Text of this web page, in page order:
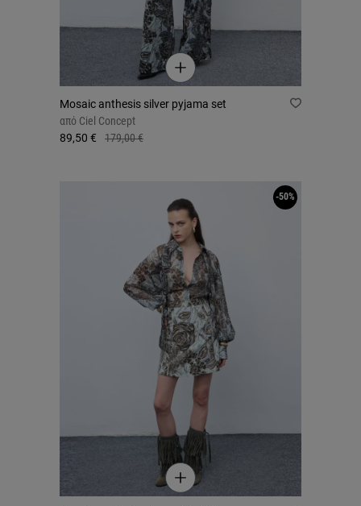
Mosaic anthesis silver pyjama set
από Ciel Concept
89,50 €
179,00 €
-50%